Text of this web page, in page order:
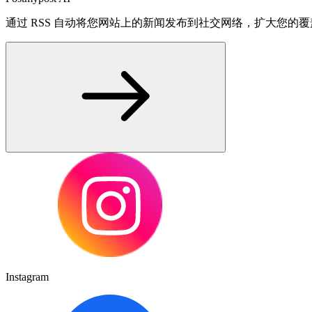
通过 RSS 自动将您网站上的新闻发布到社交网络，扩大您的覆
Instagram